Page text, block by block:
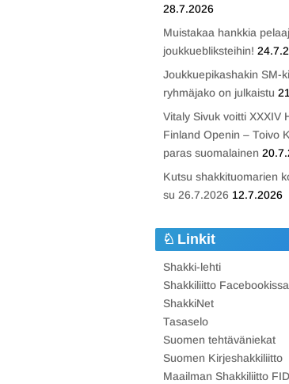
28.7.2026
Muistakaa hankkia
joukkuebliksteihin!
Joukkuepikashakin SM-
ryhmäjako on julkaistu
Vitaly Sivuk voitti XXXIV
Finland Openin – Toivo
paras suomalainen
Kutsu shakkituomarien
su 26.7.2026 12.7.2026
Linkit
Shakki-lehti
Shakkiliitto Facebookissa
ShakkiNet
Tasaselo
Suomen tehtäväniekat
Suomen Kirjeshakkiliitto
Maailman Shakkiliitto